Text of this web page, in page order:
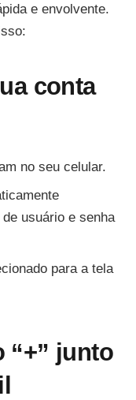
e envolvente.
conta
no seu celular.
usuário e senha
para a tela
“+” junto